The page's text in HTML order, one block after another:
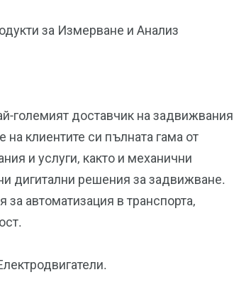
за Измерване и Анализ
големият доставчик на задвижвания
клиентите си пълната гама от
и услуги, както и механични
дигитални решения за задвижване.
автоматизация в транспорта,